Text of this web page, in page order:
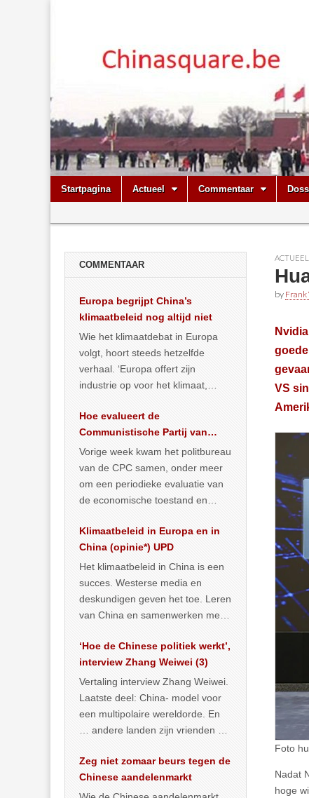
Main
menu
Skip
Startpagina Actueel Commentaar
menu
ACTUEEL
by
VS
Foto
Nadat
hoge
COMMENTAAR
Europa begrijpt China’s
klimaatbeleid nog altijd niet
Wie het klimaatdebat in Europa
volgt, hoort steeds hetzelfde
verhaal. ‘Europa offert zijn
industrie op voor het klimaat,
vergroening… >> lees meer
Hoe evalueert de
Communistische Partij van
China de economische
situatie?
Vorige week kwam het politbureau
van de CPC samen, onder meer
om een periodieke evaluatie van
de economische toestand en
publiceerden… >> lees meer
Klimaatbeleid in Europa en in
China (opinie*) UPD
Het klimaatbeleid in China is een
succes. Westerse media en
deskundigen geven het toe. Leren
van China en samenwerken met
… >> lees meer
‘Hoe de Chinese politiek werkt’,
interview Zhang Weiwei (3)
Vertaling interview Zhang Weiwei.
Laatste deel: China- model voor
een multipolaire wereldorde. En
… andere landen zijn vrienden of
Zeg niet zomaar beurs tegen de
Chinese aandelenmarkt